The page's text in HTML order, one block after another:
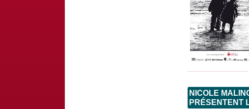
NICOLE
PRÉSENTENT